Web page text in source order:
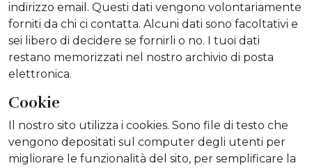
indirizzo email. Questi dati vengono volontariamente
forniti da chi ci contatta. Alcuni dati sono facoltativi e
sei libero di decidere se fornirli o no. I tuoi dati
restano memorizzati nel nostro archivio di posta
elettronica.
Cookie
Il nostro sito utilizza i cookies. Sono file di testo che
vengono depositati sul computer degli utenti per
migliorare le funzionalità del sito, per semplificare la